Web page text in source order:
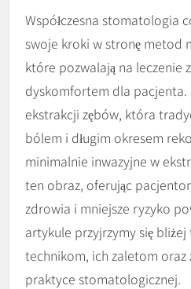
Współczesna stomatologia
swoje kroki w stronę metod
które pozwalają na leczenie
dyskomfortem dla pacjenta.
ekstrakcji zębów, która
bólem i długim okresem
minimalnie inwazyjne w
ten obraz, oferując
zdrowia i mniejsze ryzyko
artykule przyjrzymy się
technikom, ich zaletom oraz
praktyce stomatologicznej.